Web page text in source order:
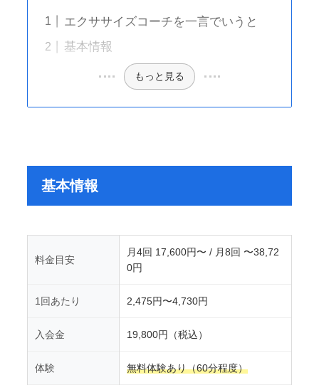
エクササイズコーチを一言でいうと
基本情報
もっと見る
基本情報
料金目安
月4回 17,600円〜 / 月8回 〜38,72
0円
1回あたり 2,475円〜4,730円
入会金 19,800円（税込）
体験 無料体験あり（60分程度）